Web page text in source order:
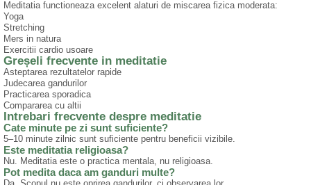
Meditatia functioneaza excelent alaturi de miscarea fizica moderata:
Yoga
Stretching
Mers in natura
Exercitii cardio usoare
Greșeli frecvente in meditatie
Asteptarea rezultatelor rapide
Judecarea gandurilor
Practicarea sporadica
Compararea cu altii
Intrebari frecvente despre meditatie
Cate minute pe zi sunt suficiente?
5–10 minute zilnic sunt suficiente pentru beneficii vizibile.
Este meditatia religioasa?
Nu. Meditatia este o practica mentala, nu religioasa.
Pot medita daca am ganduri multe?